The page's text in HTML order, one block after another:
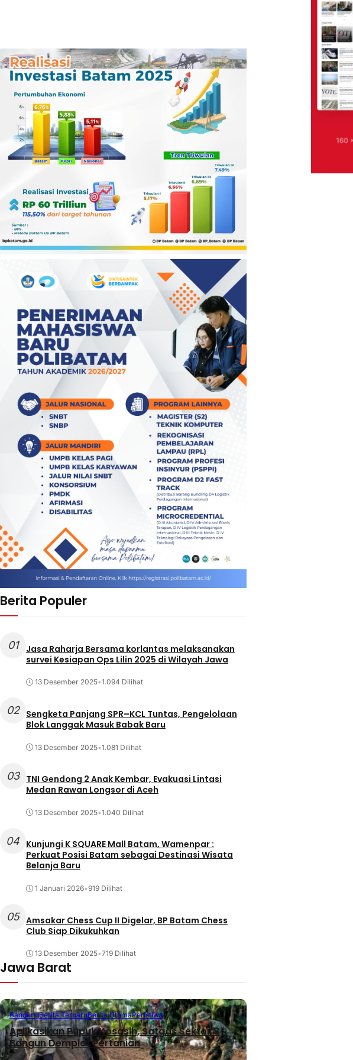
Berita Populer
01
Jasa Raharja Bersama korlantas melaksanakan
survei Kesiapan Ops Lilin 2025 di Wilayah Jawa
13 Desember 2025•1.094 Dilihat
02
Sengketa Panjang SPR–KCL Tuntas, Pengelolaan
Blok Langgak Masuk Babak Baru
13 Desember 2025•1.081 Dilihat
03
TNI Gendong 2 Anak Kembar, Evakuasi Lintasi
Medan Rawan Longsor di Aceh
13 Desember 2025•1.040 Dilihat
04 Kunjungi K SQUARE Mall Batam, Wamenpar :
Perkuat Posisi Batam sebagai Destinasi Wisata
Belanja Baru
1 Januari 2026•919 Dilihat
05 Amsakar Chess Cup II Digelar, BP Batam Chess
Club Siap Dikukuhkan
13 Desember 2025•719 Dilihat
Jawa Barat
BandungBerita TerbaruBerita UtamaPeristiwa
Aplikasikan Pupuk Kosasih, Satgas Sektor 8
Bangun Demplot Pertanian